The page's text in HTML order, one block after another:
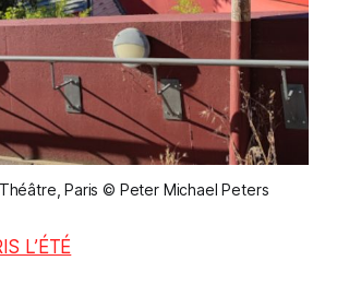
Paris © Peter Michael Peters
L’ÉTÉ